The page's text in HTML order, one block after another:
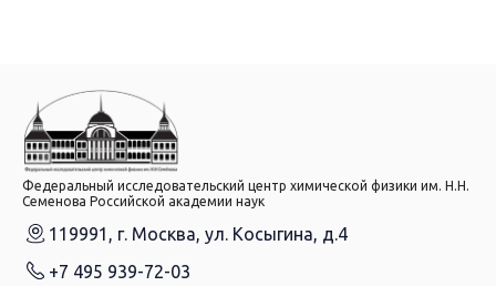
Федеральный исследовательский центр химической физики им. Н.Н.
Семенова Российской академии наук
119991, г. Москва, ул. Косыгина, д.4
+7 495 939-72-03